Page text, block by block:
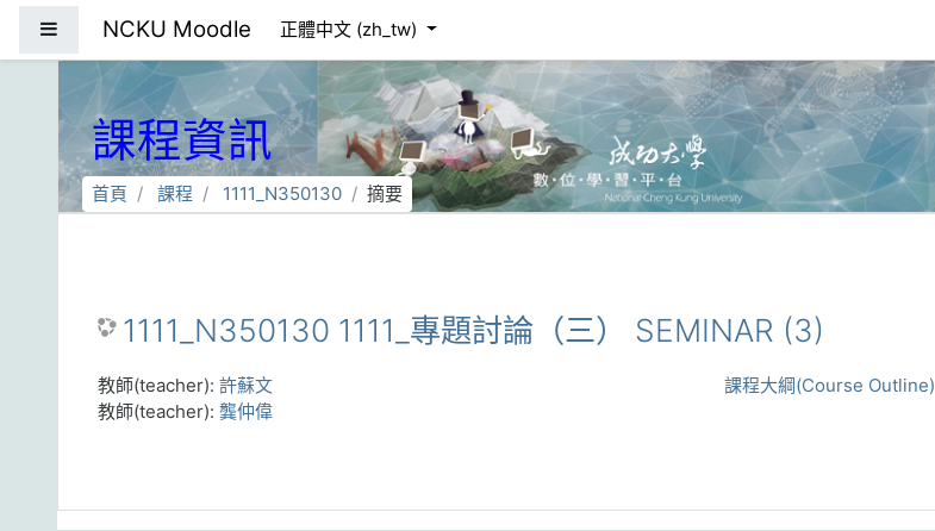
NCKU Moodle 正體中文 ‎(zh_tw)‎
課程資訊
首頁 課程 1111_N350130 摘要
1111_N350130 1111_專題討論（三） SEMINAR (3)
課程大綱(Course Outline)
教師(teacher): 許蘇文
教師(teacher): 龔仲偉